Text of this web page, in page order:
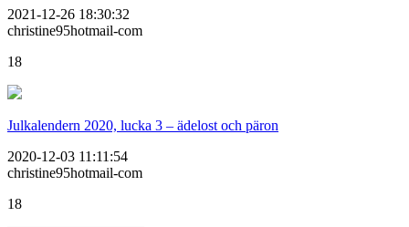
2021-12-26 18:30:32
christine95hotmail-com
18
Julkalendern 2020, lucka 3 – ädelost och päron
2020-12-03 11:11:54
christine95hotmail-com
18